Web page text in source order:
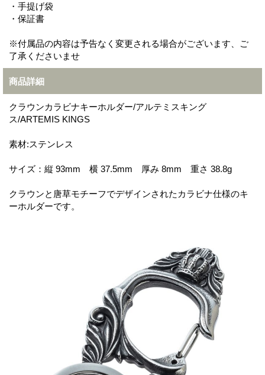
・手提げ袋
・保証書
※付属品の内容は予告なく変更される場合がございます、ご
了承くださいませ
商品詳細
クラウンカラビナキーホルダー/アルテミスキング
ス/ARTEMIS KINGS
素材:ステンレス
サイズ：縦 93mm 横 37.5mm 厚み 8mm 重さ 38.8g
クラウンと唐草モチーフでデザインされたカラビナ仕様のキ
ーホルダーです。